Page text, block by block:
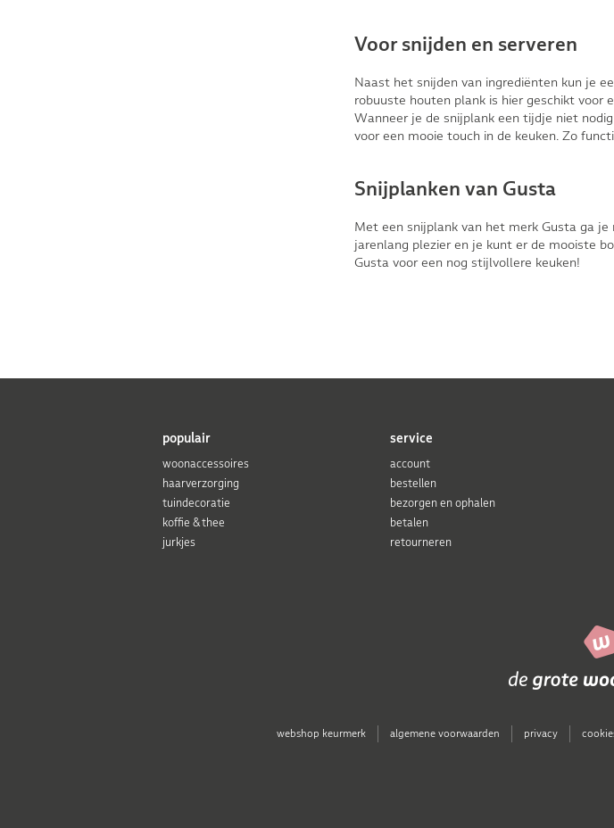
Voor snijden en serveren
Naast het snijden van ingrediënten kun je
robuuste houten plank is hier geschikt voor
Wanneer je de snijplank een tijdje niet
voor een mooie touch in de keuken. Zo
Snijplanken van Gusta
Met een snijplank van het merk Gusta ga
jarenlang plezier en je kunt er de mooiste
Gusta voor een nog stijlvollere keuken!
populair
woonaccessoires
haarverzorging
tuindecoratie
koffie & thee
jurkjes
service
account
bestellen
bezorgen en ophalen
betalen
retourneren
webshop keurmerk algemene voorwaarden privacy